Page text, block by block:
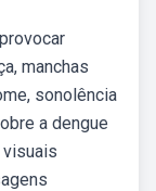
manchas
sonolência
a dengue